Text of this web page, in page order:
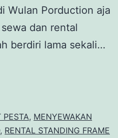
Wulan Porduction aja
dan rental
berdiri lama sekali…
PESTA, MENYEWAKAN
, RENTAL STANDING FRAME